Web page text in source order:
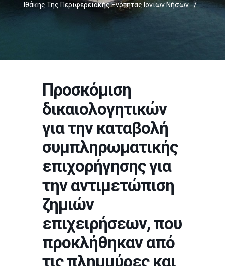
Ιθάκης Της Περιφερειακής Ενότητας Ιονίων Νήσων
/
Προσκόμιση
δικαιολογητικών
για την καταβολή
συμπληρωματικής
επιχορήγησης για
την αντιμετώπιση
ζημιών
επιχειρήσεων, που
προκλήθηκαν από
τις πλημμύρες και